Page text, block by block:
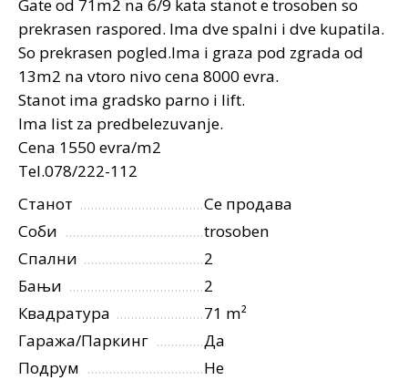
Gate od 71m2 na 6/9 kata stanot e trosoben so
prekrasen raspored. Ima dve spalni i dve kupatila.
So prekrasen pogled.Ima i graza pod zgrada od
13m2 na vtoro nivo cena 8000 evra.
Stanot ima gradsko parno i lift.
Ima list za predbelezuvanje.
Cena 1550 evra/m2
Tel.078/222-112
Станот
Се продава
Соби
trosoben
Спални
2
Бањи
2
Квадратура
71 m²
Гаража/Паркинг
Да
Подрум
Не